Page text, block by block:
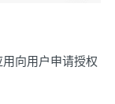
向用户申请授权